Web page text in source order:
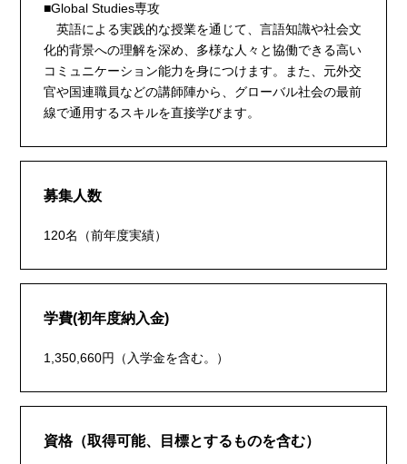
■Global Studies専攻
英語による実践的な授業を通じて、言語知識や社会文
化的背景への理解を深め、多様な人々と協働できる高い
コミュニケーション能力を身につけます。また、元外交
官や国連職員などの講師陣から、グローバル社会の最前
線で通用するスキルを直接学びます。
募集人数
120名（前年度実績）
学費(初年度納入金)
1,350,660円（入学金を含む。）
資格（取得可能、目標とするものを含む）